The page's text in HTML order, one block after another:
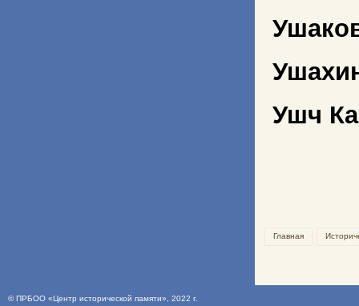
Ушч
Главная
©ПРБОО «Центр исторической памяти» , 2022 г.